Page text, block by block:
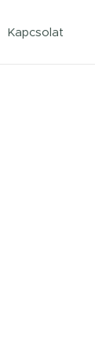
Kapcsolat